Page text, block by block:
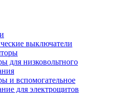
выключатели
для низковольтного
и вспомогательное
для электрощитов